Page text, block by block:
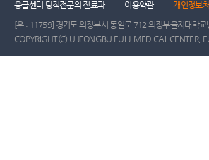
응급센터 당직전문의 진료과 이용약관 개인정보
[우 : 11759] 경기도 의정부시 동일로 712 의정부을지대학교
COPYRIGHT(C) UIJEONGBU EULJI MEDICAL CENTER,